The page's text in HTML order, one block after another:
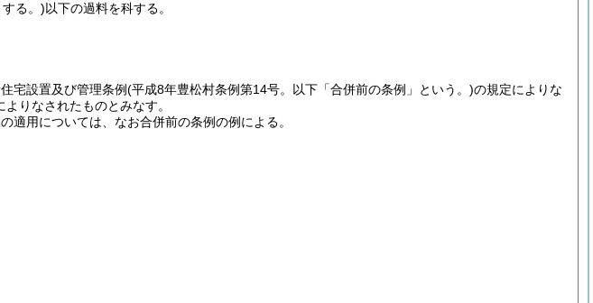
る。)以下の過料を科する。
宅設置及び管理条例(平成8年豊松村条例第14号。以下「合併前の条例」という。)の規定によりな
りなされたものとみなす。
適用については、なお合併前の条例の例による。